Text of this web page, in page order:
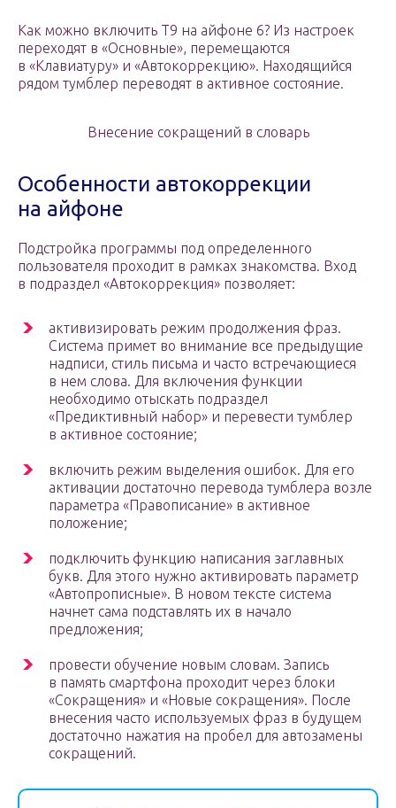
Как можно включить Т9 на айфоне 6? Из настроек
переходят в «Основные», перемещаются
в «Клавиатуру» и «Автокоррекцию». Находящийся
рядом тумблер переводят в активное состояние.
Внесение сокращений в словарь
Особенности автокоррекции
на айфоне
Подстройка программы под определенного
пользователя проходит в рамках знакомства. Вход
в подраздел «Автокоррекция» позволяет:
активизировать режим продолжения фраз.
Система примет во внимание все предыдущие
надписи, стиль письма и часто встречающиеся
в нем слова. Для включения функции
необходимо отыскать подраздел
«Предиктивный набор» и перевести тумблер
в активное состояние;
включить режим выделения ошибок. Для его
активации достаточно перевода тумблера возле
параметра «Правописание» в активное
положение;
подключить функцию написания заглавных
букв. Для этого нужно активировать параметр
«Автопрописные». В новом тексте система
начнет сама подставлять их в начало
предложения;
провести обучение новым словам. Запись
в память смартфона проходит через блоки
«Сокращения» и «Новые сокращения». После
внесения часто используемых фраз в будущем
достаточно нажатия на пробел для автозамены
сокращений.